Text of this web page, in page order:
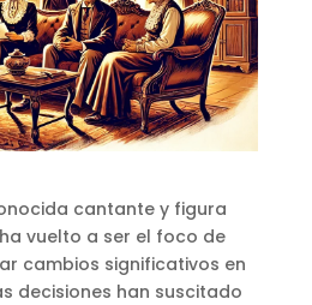
cantante y figura
vuelto a ser el foco de
cambios significativos en
decisiones han suscitado